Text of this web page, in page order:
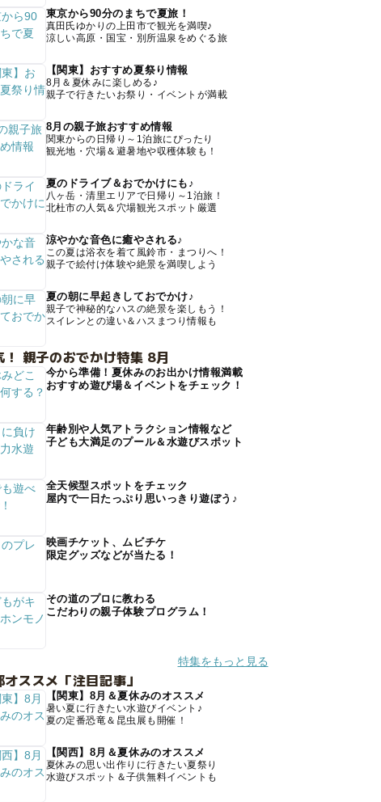
東京から90分のまちで夏旅！
真田氏ゆかりの上田市で観光を満喫♪
涼しい高原・国宝・別所温泉をめぐる旅
【関東】おすすめ夏祭り情報
8月＆夏休みに楽しめる♪
親子で行きたいお祭り・イベントが満載
8月の親子旅おすすめ情報
関東からの日帰り～1泊旅にぴったり
観光地・穴場＆避暑地や収穫体験も！
夏のドライブ＆おでかけにも♪
八ヶ岳・清里エリアで日帰り～1泊旅！
北杜市の人気＆穴場観光スポット厳選
涼やかな音色に癒やされる♪
この夏は浴衣を着て風鈴市・まつりへ！
親子で絵付け体験や絶景を満喫しよう
夏の朝に早起きしておでかけ♪
親子で神秘的なハスの絶景を楽しもう！
スイレンとの違い＆ハスまつり情報も
！ 親子のおでかけ特集 8月
今から準備！夏休みのお出かけ情報満載
おすすめ遊び場＆イベントをチェック！
年齢別や人気アトラクション情報など
子ども大満足のプール＆水遊びスポット
全天候型スポットをチェック
屋内で一日たっぷり思いっきり遊ぼう♪
映画チケット、ムビチケ
限定グッズなどが当たる！
その道のプロに教わる
こだわりの親子体験プログラム！
特集をもっと見る
ススメ「注目記事」
【関東】8月＆夏休みのオススメ
暑い夏に行きたい水遊びイベント♪
夏の定番恐竜＆昆虫展も開催！
【関西】8月＆夏休みのオススメ
夏休みの思い出作りに行きたい夏祭り
水遊びスポット＆子供無料イベントも